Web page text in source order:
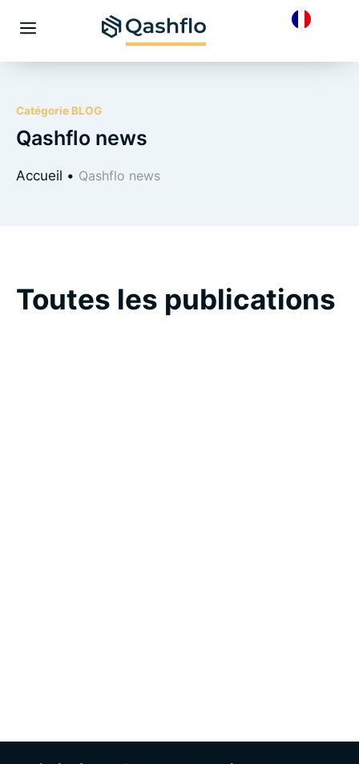
Menu
Catégorie BLOG
Qashflo news
Accueil • Qashflo news
Toutes les publications